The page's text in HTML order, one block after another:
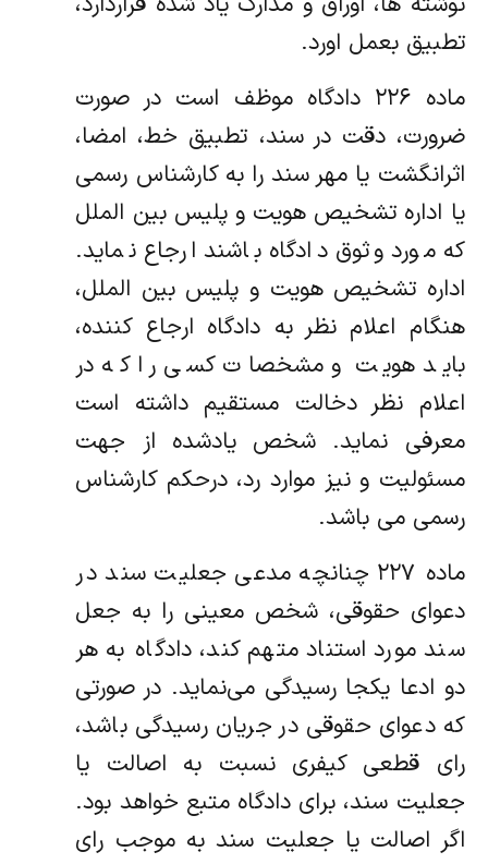
تطبیق بعمل اورد.
ماده ۲۲۶ دادگاه موظف است در صورت
ضرورت، دقت در سند، تطبیق خط، امضا،
اثرانگشت یا مهر سند را به کارشناس رسمی
یا اداره تشخیص هویت و پلیس بین الملل
که مورد وثوق دادگاه باشند ارجاع نماید.
اداره تشخیص هویت و پلیس بین الملل،
هنگام اعلام نظر به دادگاه ارجاع کننده،
باید هویت و مشخصات کسی را که در
اعلام نظر دخالت مستقیم داشته است
معرفی نماید. شخص یادشده از جهت
مسئولیت و نیز موارد رد، درحکم کارشناس
رسمی می باشد.
ماده ۲۲۷ چنانچه مدعی جعلیت سند در
دعوای حقوقی، شخص معینی را به جعل
سند مورد استناد متهم کند، دادگاه به هر
دو ادعا یکجا رسیدگی می‌نماید. در صورتی
که دعوای حقوقی در جریان رسیدگی باشد،
رای قطعی کیفری نسبت به اصالت یا
جعلیت سند، برای دادگاه متبع خواهد بود.
اگر اصالت یا جعلیت سند به موجب رای